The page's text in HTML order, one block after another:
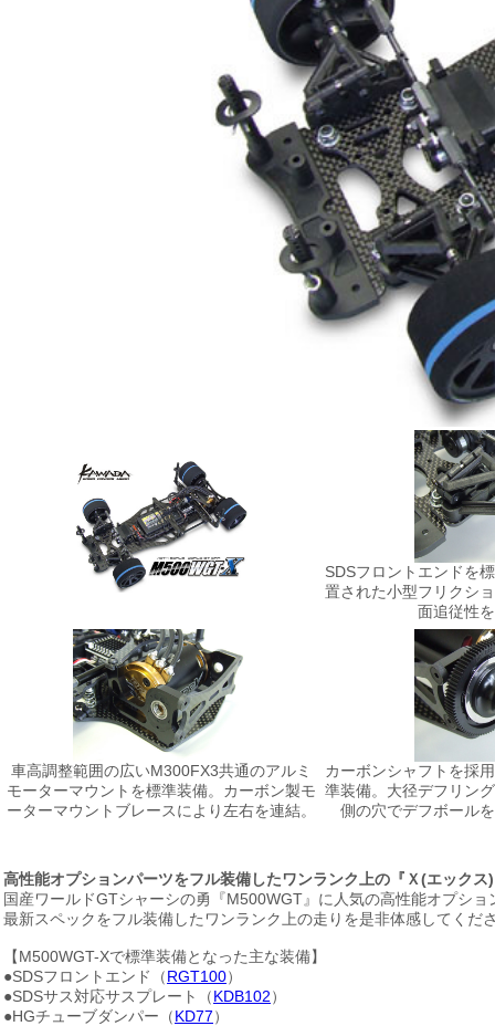
SDSフロントエンドを
置された小型フリクシ
面追従性
車高調整範囲の広いM300FX3共通のアルミ
モーターマウントを標準装備。カーボン製モ
ーターマウントブレースにより左右を連結。
カーボンシャフトを採
準装備。大径デフリン
側の穴でデフボール
高性能オプションパーツをフル装備したワンランク上の『Ｘ(エックス
国産ワールドGTシャーシの勇『M500WGT』に人気の高性能オプシ
最新スペックをフル装備したワンランク上の走りを是非体感してくだ
【M500WGT-Xで標準装備となった主な装備】
●SDSフロントエンド（RGT100）
●SDSサス対応サスプレート（KDB102）
●HGチューブダンパー（KD77）